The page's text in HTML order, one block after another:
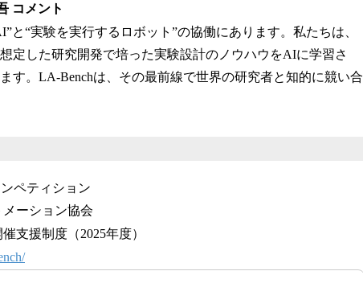
コメント
と“実験を実行するロボット”の協働にあります。私たちは、
定した研究開発で培った実験設計のノウハウをAIに学習さ
す。LA-Benchは、その最前線で世界の研究者と知的に競い合
ペティション
メーション協会
支援制度（2025年度）